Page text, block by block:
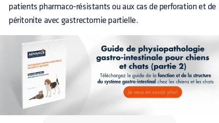
patients pharmaco-résistants ou aux cas de perforation et de
péritonite avec gastrectomie partielle.